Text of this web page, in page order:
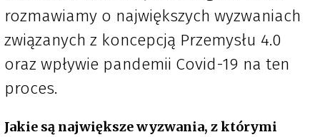
rozmawiamy o największych wyzwaniach
związanych z koncepcją Przemysłu 4.0
oraz wpływie pandemii Covid-19 na ten
proces.
Jakie są największe wyzwania, z którymi